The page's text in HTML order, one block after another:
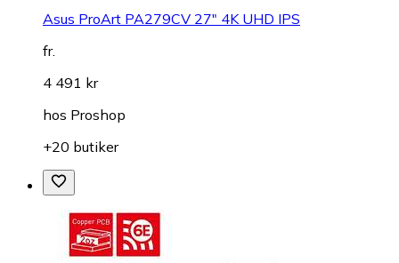
Asus ProArt PA279CV 27" 4K UHD IPS
fr.
4 491 kr
hos Proshop
+20 butiker